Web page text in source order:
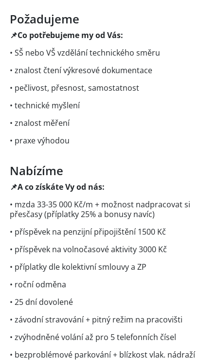
Požadujeme
📌Co potřebujeme my od Vás:
• SŠ nebo VŠ vzdělání technického směru
• znalost čtení výkresové dokumentace
• pečlivost, přesnost, samostatnost
• technické myšlení
• znalost měření
• praxe výhodou
Nabízíme
📌A co získáte Vy od nás:
• mzda 33-35 000 Kč/m + možnost nadpracovat si
přesčasy (příplatky 25% a bonusy navíc)
• příspěvek na penzijní připojištění 1500 Kč
• příspěvek na volnočasové aktivity 3000 Kč
• příplatky dle kolektivní smlouvy a ZP
• roční odměna
• 25 dní dovolené
• závodní stravování + pitný režim na pracovišti
• zvýhodněné volání až pro 5 telefonních čísel
• bezproblémové parkování + blízkost vlak. nádraží